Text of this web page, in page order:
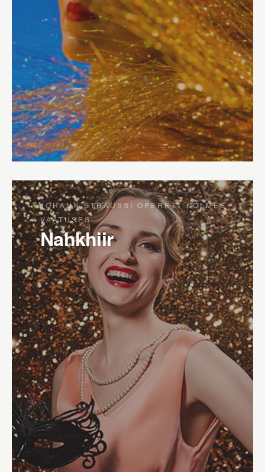
JOHANN STRAUSSI OPERETT KOLMES
VAATUSES
Nahkhiir